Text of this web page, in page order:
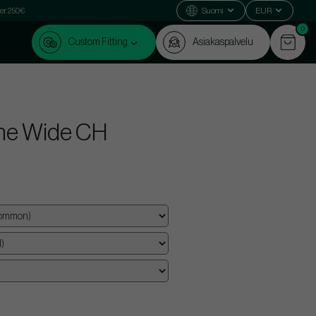
250€ Suomi EUR
Custom Fitting Asiakaspalvelu
0
Wide CH